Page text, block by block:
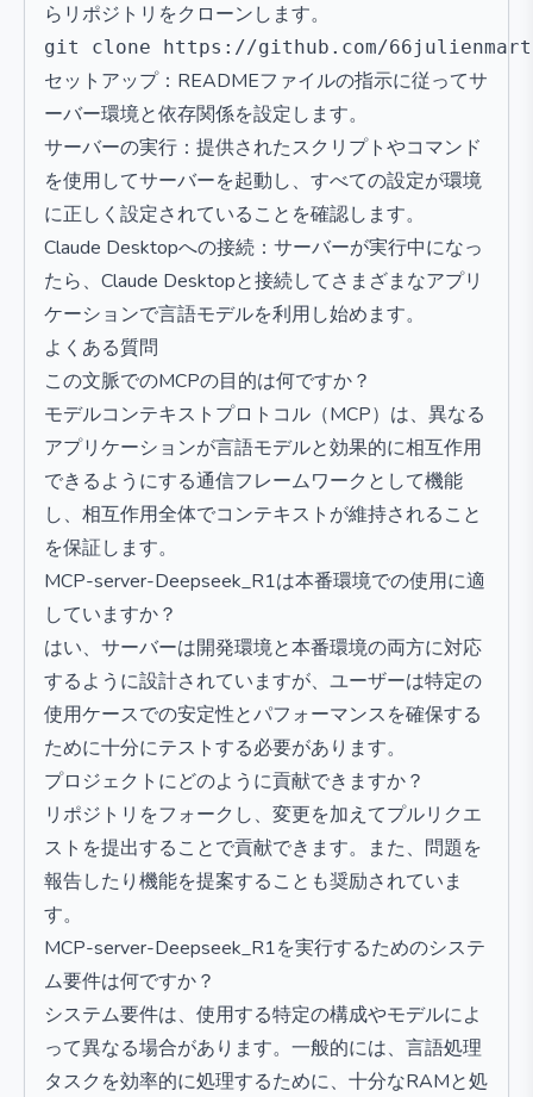
らリポジトリをクローンします。
セットアップ：READMEファイルの指示に従ってサ
ーバー環境と依存関係を設定します。
サーバーの実行：提供されたスクリプトやコマンド
を使用してサーバーを起動し、すべての設定が環境
に正しく設定されていることを確認します。
Claude Desktopへの接続：サーバーが実行中になっ
たら、Claude Desktopと接続してさまざまなアプリ
ケーションで言語モデルを利用し始めます。
よくある質問
この文脈でのMCPの目的は何ですか？
モデルコンテキストプロトコル（MCP）は、異なる
アプリケーションが言語モデルと効果的に相互作用
できるようにする通信フレームワークとして機能
し、相互作用全体でコンテキストが維持されること
を保証します。
MCP-server-Deepseek_R1は本番環境での使用に適
していますか？
はい、サーバーは開発環境と本番環境の両方に対応
するように設計されていますが、ユーザーは特定の
使用ケースでの安定性とパフォーマンスを確保する
ために十分にテストする必要があります。
プロジェクトにどのように貢献できますか？
リポジトリをフォークし、変更を加えてプルリクエ
ストを提出することで貢献できます。また、問題を
報告したり機能を提案することも奨励されていま
す。
MCP-server-Deepseek_R1を実行するためのシステ
ム要件は何ですか？
システム要件は、使用する特定の構成やモデルによ
って異なる場合があります。一般的には、言語処理
タスクを効率的に処理するために、十分なRAMと処